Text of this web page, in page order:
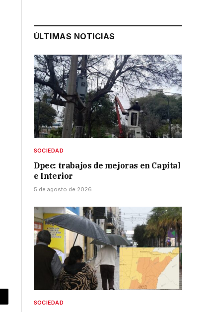
ÚLTIMAS NOTICIAS
SOCIEDAD
Dpec: trabajos de mejoras en Capital
e Interior
5 de agosto de 2026
SOCIEDAD